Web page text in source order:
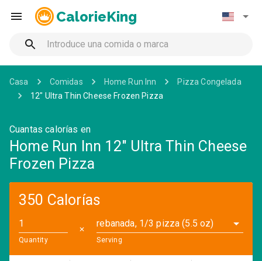
CalorieKing
Casa Comidas Home Run Inn
Pizza Congelada
12" Ultra Thin Cheese Frozen Pizza
Cuantas calorías en
Home Run Inn 12" Ultra Thin Cheese
Frozen Pizza
350 Calorías
Quantity
✕
rebanada, 1/3 pizza (5.5 oz)
Serving